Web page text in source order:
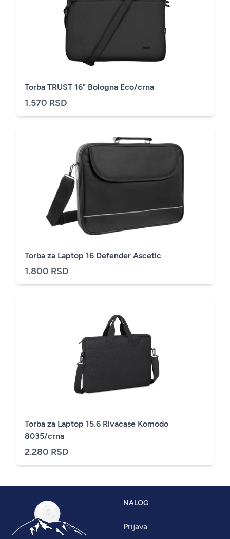
Torba TRUST 16" Bologna Eco/crna
1.570 RSD
Torba za Laptop 16 Defender Ascetic
1.800 RSD
Torba za Laptop 15.6 Rivacase Komodo
8035/crna
2.280 RSD
NALOG
Prijava